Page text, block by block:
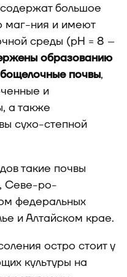
большое
маг-ния и имеют
среды (рН = 8 –
образованию
почвы,
и
а также
сухо-степной
такие почвы
Севе-ро-
федеральных
и Алтайском крае.
остро стоит у
культуры на